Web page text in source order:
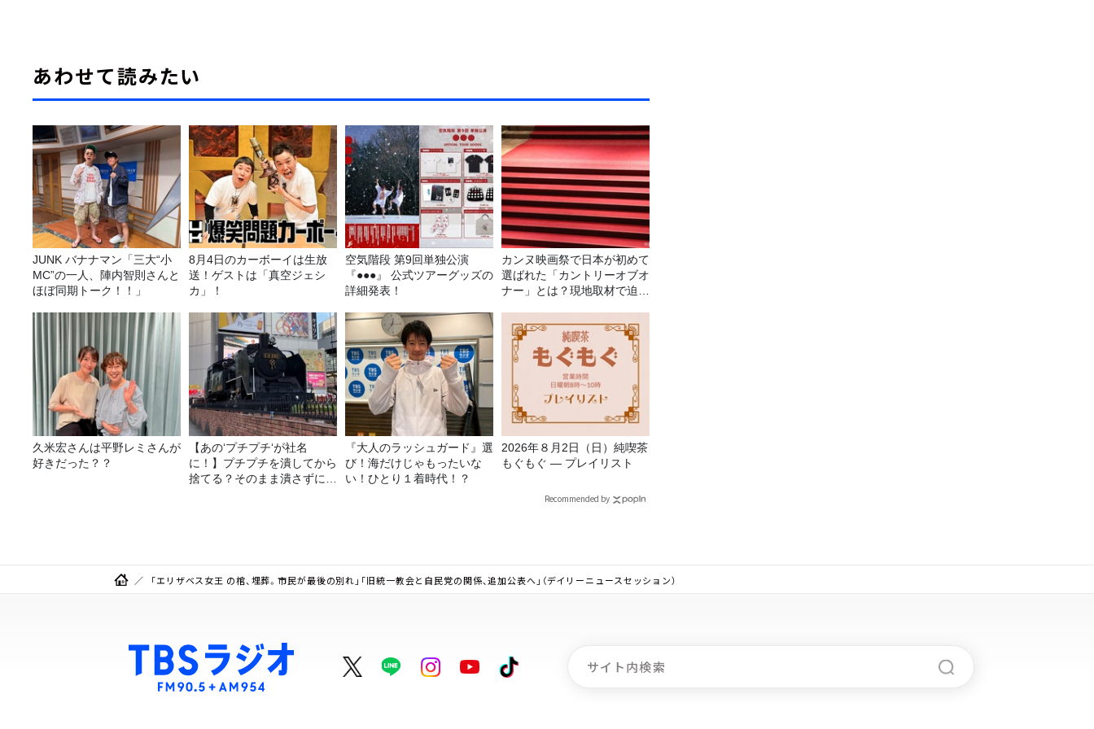
あわせて読みたい
JUNK バナナマン「三大“小
MC”の一人、陣内智則さんと
ほぼ同期トーク！！」
8月4日のカーボーイは生放
送！ゲストは「真空ジェシ
カ」！
空気階段 第9回単独公演
『●●●』 公式ツアーグッズの
詳細発表！
カンヌ映画祭で日本が初めて
選ばれた「カントリーオブオ
ナー」とは？現地取材で迫る
久米宏さんは平野レミさんが
好きだった？？
【あの‘プチプチ‘が社名
に！】プチプチを潰してから
捨てる？そのまま潰さずに捨
『大人のラッシュガード』選
び！海だけじゃもったいな
い！ひとり１着時代！？
2026年８月2日（日）純喫茶
もぐもぐ ― プレイリスト
Recommended by
「エリザベス女王 の棺、埋葬。市民が最後の別れ」「旧統一教会と自民党の関係、追加公表へ」（デイリーニュースセッション）